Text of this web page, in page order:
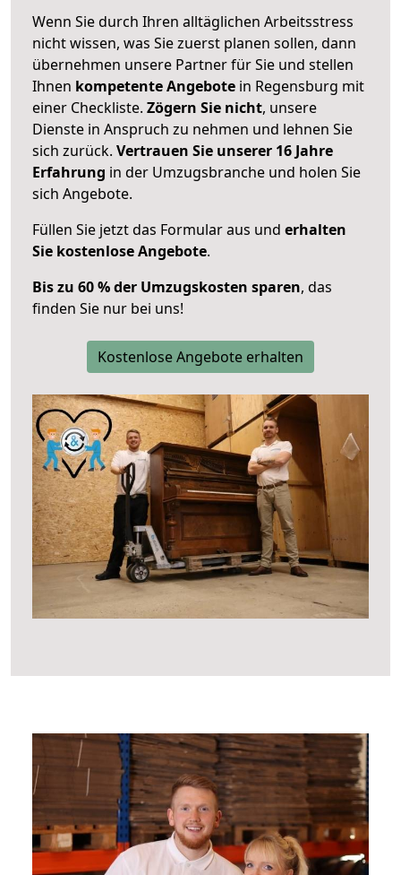
Wenn Sie durch Ihren alltäglichen Arbeitsstress
nicht wissen, was Sie zuerst planen sollen, dann
übernehmen unsere Partner für Sie und stellen
Ihnen kompetente Angebote in Regensburg mit
einer Checkliste. Zögern Sie nicht, unsere
Dienste in Anspruch zu nehmen und lehnen Sie
sich zurück. Vertrauen Sie unserer 16 Jahre
Erfahrung in der Umzugsbranche und holen Sie
sich Angebote.
Füllen Sie jetzt das Formular aus und erhalten
Sie kostenlose Angebote.
Bis zu 60 % der Umzugskosten sparen, das
finden Sie nur bei uns!
Kostenlose Angebote erhalten